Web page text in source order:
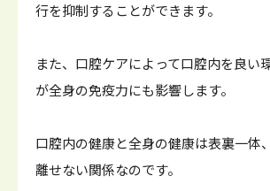
行を抑制することができます。
また、口腔ケアによって口腔内を良い
が全身の免疫力にも影響します。
口腔内の健康と全身の健康は表裏一体
離せない関係なのです。